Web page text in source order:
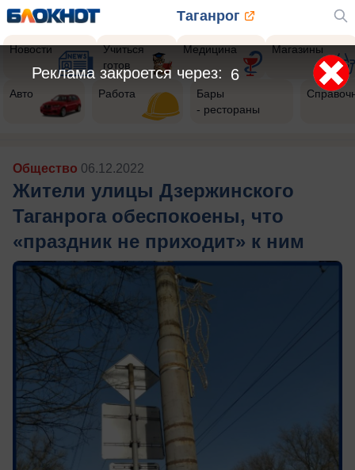
Таганрог
Новости
Учиться
готов
Медицина Магазины
Авто Работа
Бары
- рестораны
Общество 06.12.2022
Жители улицы Дзержинского
Таганрога обеспокоены, что
«праздник не приходит» к ним
3
Реклама закроется через: